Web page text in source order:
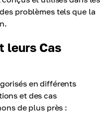
problèmes tels que la
leurs Cas
en différents
et des cas
de plus près :